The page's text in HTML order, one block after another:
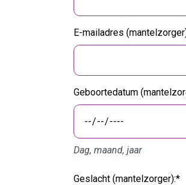
E-mailadres
Geboortedatum
Dag, maand, jaar
Geslacht (mantelzorger):